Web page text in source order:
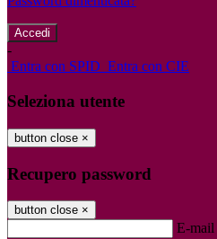
-
Entra con SPID Entra con CIE
Seleziona utente
button close ×
Recupero password
button close ×
E-mail